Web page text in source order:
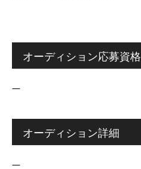
オーディション応募資格
―
オーディション詳細
―